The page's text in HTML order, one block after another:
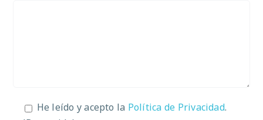
He leído y acepto la Política de Privacidad.